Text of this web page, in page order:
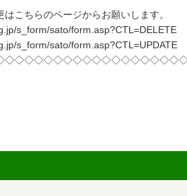
こちらのページからお願いします。
s_form/sato/form.asp?CTL=DELETE
s_form/sato/form.asp?CTL=UPDATE